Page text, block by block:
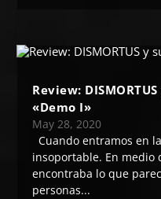
Review:
«Demo I»
May 28, 2020
Cuando entramos en
insoportable. En
encontraba lo que
personas...